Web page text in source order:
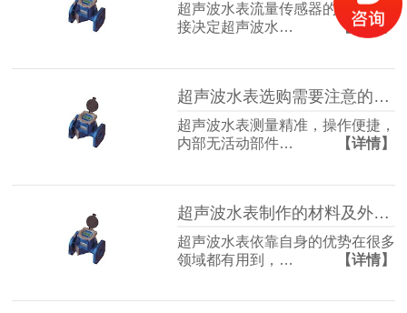
超声波水表流量传感器的质量，直
接决定超声波水…
【详情】
超声波水表选购需要注意的问题有哪些?
超声波水表测量精准，操作便捷，
内部无活动部件…
【详情】
超声波水表制作的材料及外观要求
超声波水表依靠自身的优势在很多
领域都有用到，…
【详情】